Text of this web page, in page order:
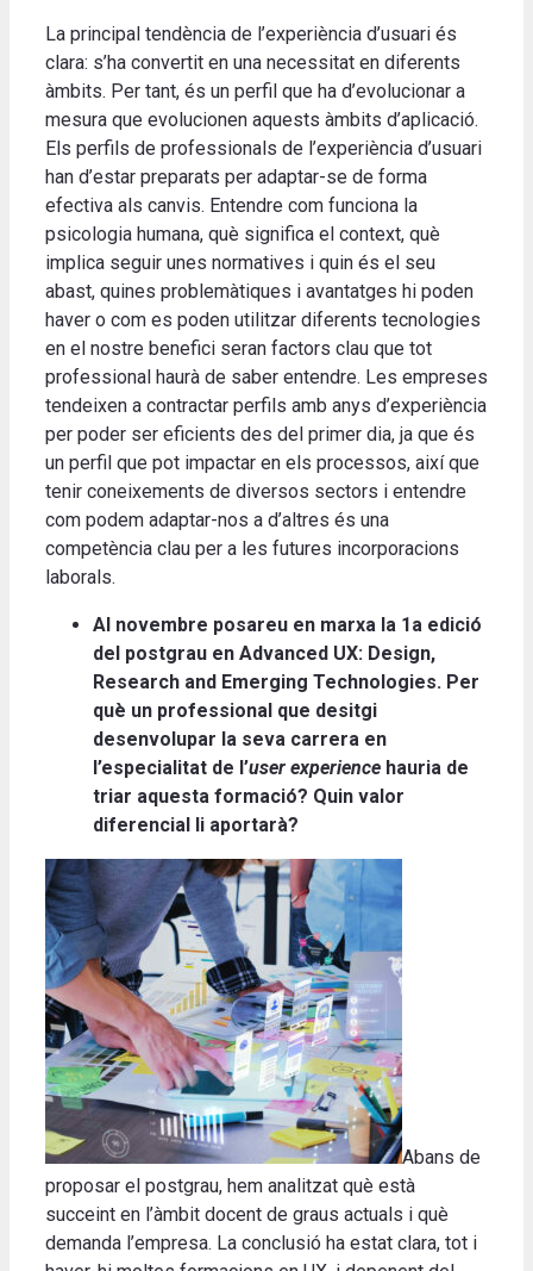
La principal tendència de l’experiència d’usuari és
clara: s’ha convertit en una necessitat en diferents
àmbits. Per tant, és un perfil que ha d’evolucionar a
mesura que evolucionen aquests àmbits d’aplicació.
Els perfils de professionals de l’experiència d’usuari
han d’estar preparats per adaptar-se de forma
efectiva als canvis. Entendre com funciona la
psicologia humana, què significa el context, què
implica seguir unes normatives i quin és el seu
abast, quines problemàtiques i avantatges hi poden
haver o com es poden utilitzar diferents tecnologies
en el nostre benefici seran factors clau que tot
professional haurà de saber entendre. Les empreses
tendeixen a contractar perfils amb anys d’experiència
per poder ser eficients des del primer dia, ja que és
un perfil que pot impactar en els processos, així que
tenir coneixements de diversos sectors i entendre
com podem adaptar-nos a d’altres és una
competència clau per a les futures incorporacions
laborals.
Al novembre posareu en marxa la 1a edició
del postgrau en Advanced UX: Design,
Research and Emerging Technologies. Per
què un professional que desitgi
desenvolupar la seva carrera en
l’especialitat de l’user experience hauria de
triar aquesta formació? Quin valor
diferencial li aportarà?
Abans de
proposar el postgrau, hem analitzat què està
succeint en l’àmbit docent de graus actuals i què
demanda l’empresa. La conclusió ha estat clara, tot i